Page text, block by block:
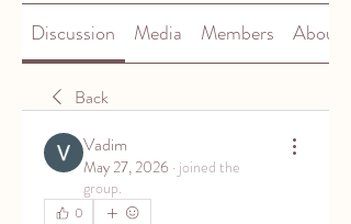
Discussion Media Members About
Back
Vadim
May 27, 2026 · joined the
group.
0